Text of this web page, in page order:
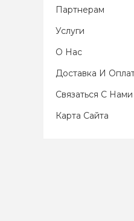
Партнерам
Услуги
О Нас
Доставка И
Связаться С Нами
Карта Сайта